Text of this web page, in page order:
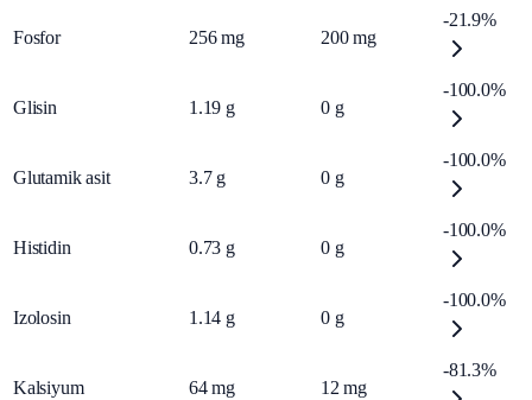
Fosfor 256 mg 200 mg
-21.9%
Glisin 1.19 g 0 g
-100.0%
Glutamik asit 3.7 g 0 g
-100.0%
Histidin 0.73 g 0 g
-100.0%
Izolosin 1.14 g 0 g
-100.0%
Kalsiyum 64 mg 12 mg
-81.3%